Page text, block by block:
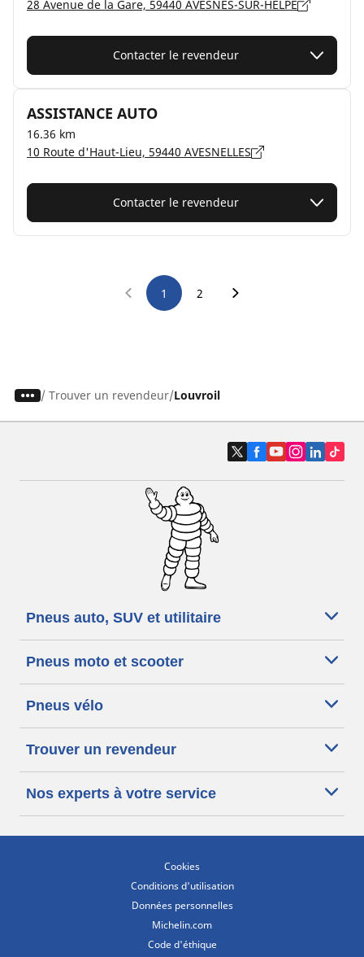
28 Avenue de la Gare, 59440 AVESNES-SUR-HELPE
Contacter le revendeur
ASSISTANCE AUTO
16.36 km
10 Route d'Haut-Lieu, 59440 AVESNELLES
Contacter le revendeur
1 2
/ Trouver un revendeur Louvroil
Pneus auto, SUV et utilitaire
Pneus moto et scooter
Pneus vélo
Trouver un revendeur
Nos experts à votre service
Cookies
Conditions d'utilisation
Données personnelles
Michelin.com
Code d'éthique